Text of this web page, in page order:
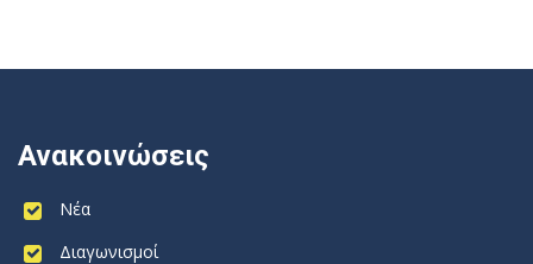
Ανακοινώσεις
Νέα
Διαγωνισμοί